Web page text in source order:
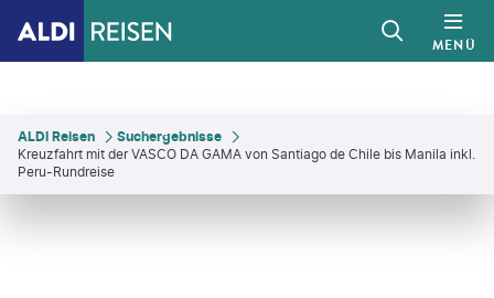
MENÜ
ALDI Reisen
Suchergebnisse
Kreuzfahrt mit der VASCO DA GAMA von Santiago de Chile bis Manila inkl.
Peru-Rundreise